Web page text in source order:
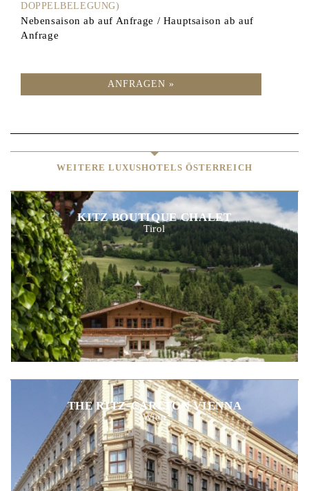
DOPPELBELEGUNG)
Nebensaison ab auf Anfrage / Hauptsaison ab auf
Anfrage
ANFRAGEN »
WEITERE LUXUSHOTELS ÖSTERREICH
KITZ BOUTIQUE CHALET
Tirol
THE RITZ-CARLTON VIENNA
Wien